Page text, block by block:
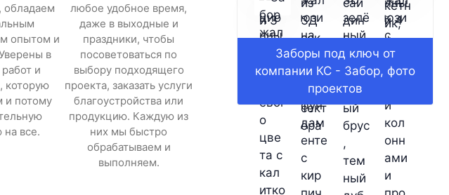
обладаем
опытом и
в
и
которую
и потому
на все.
любое удобное время,
даже в выходные и
праздники, чтобы
посоветоваться по
выбору подходящего
проекта, заказать услуги
благоустройства или
продукцию. Каждую из
них мы быстро
обрабатываем и
выполняем.
Заборы под ключ от
компании КС - Забор, фото
проектов